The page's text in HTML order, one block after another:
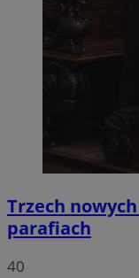
Trzech
parafiach
40